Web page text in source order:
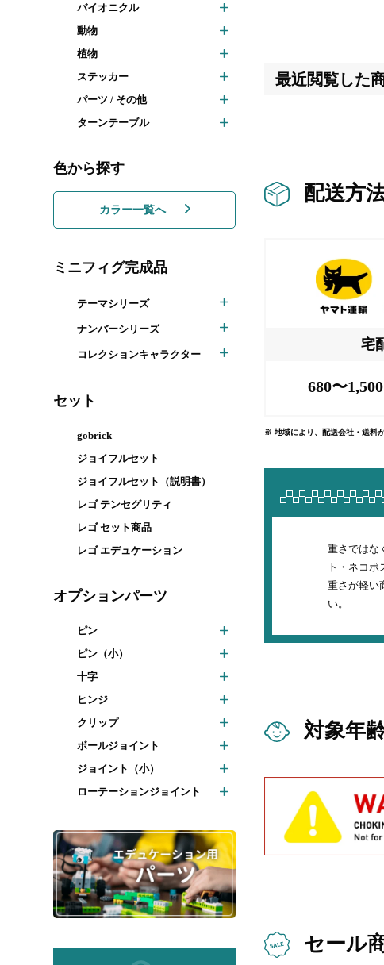
バイオニクル
動物
植物
ステッカー
パーツ / その他
ターンテーブル
色から探す
カラー一覧へ
ミニフィグ完成品
テーマシリーズ
ナンバーシリーズ
コレクションキャラクター
セット
gobrick
ジョイフルセット
ジョイフルセット（説明書）
レゴ テンセグリティ
レゴ セット商品
レゴ エデュケーション
オプションパーツ
ピン
ピン（小）
十字
ヒンジ
クリップ
ボールジョイント
ジョイント（小）
ローテーションジョイント
最近閲覧した
配送方
宅
680〜
※ 地域により、配送会社・送料
重さではな
ト・ネコポ
重さが軽い
い。
対象年
セール